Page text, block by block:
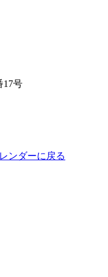
17号
ンダーに戻る